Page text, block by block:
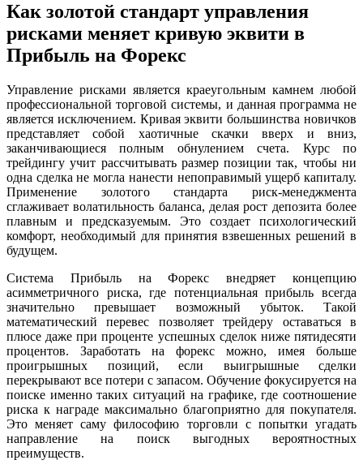
Как золотой стандарт управления
рисками меняет кривую эквити в
Прибыль на Форекс
Управление рисками является краеугольным камнем любой
профессиональной торговой системы, и данная программа не
является исключением. Кривая эквити большинства новичков
представляет собой хаотичные скачки вверх и вниз,
заканчивающиеся полным обнулением счета. Курс по
трейдингу учит рассчитывать размер позиции так, чтобы ни
одна сделка не могла нанести непоправимый ущерб капиталу.
Применение золотого стандарта риск-менеджмента
сглаживает волатильность баланса, делая рост депозита более
плавным и предсказуемым. Это создает психологический
комфорт, необходимый для принятия взвешенных решений в
будущем.
Система Прибыль на Форекс внедряет концепцию
асимметричного риска, где потенциальная прибыль всегда
значительно превышает возможный убыток. Такой
математический перевес позволяет трейдеру оставаться в
плюсе даже при проценте успешных сделок ниже пятидесяти
процентов. Заработать на форекс можно, имея больше
проигрышных позиций, если выигрышные сделки
перекрывают все потери с запасом. Обучение фокусируется на
поиске именно таких ситуаций на графике, где соотношение
риска к награде максимально благоприятно для покупателя.
Это меняет саму философию торговли с попытки угадать
направление на поиск выгодных вероятностных
преимуществ.